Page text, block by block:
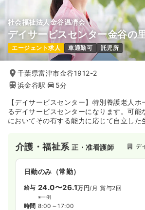
社会福祉法人金谷温凊会
デイサービスセンター金谷の
エージェント求人 車通勤可 託児所
千葉県富津市金谷1912-2
浜金谷駅
5分
【デイサービスセンター】特別養護老人
るデイサービスセンターになります。可能
においてその有する能力に応じて自立した
介護・福祉系正・准看護師 デ
日勤のみ（常勤）
給与 24.0〜26.1万円/月 賞与2回
※一例
時間 8:00～17:00